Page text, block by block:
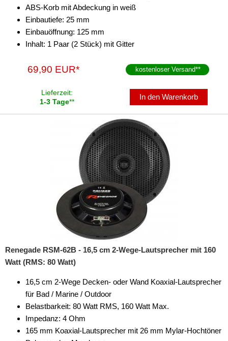
ABS-Korb mit Abdeckung in weiß
Einbautiefe: 25 mm
Einbauöffnung: 125 mm
Inhalt: 1 Paar (2 Stück) mit Gitter
69,90 EUR* kostenloser Versand**
Lieferzeit:
1-3 Tage**
In den Warenkorb
Renegade RSM-62B - 16,5 cm 2-Wege-Lautsprecher mit 160
Watt (RMS: 80 Watt)
16,5 cm 2-Wege Decken- oder Wand Koaxial-Lautsprecher
für Bad / Marine / Outdoor
Belastbarkeit: 80 Watt RMS, 160 Watt Max.
Impedanz: 4 Ohm
165 mm Koaxial-Lautsprecher mit 26 mm Mylar-Hochtöner